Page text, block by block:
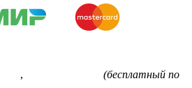
,
(бесплатный по